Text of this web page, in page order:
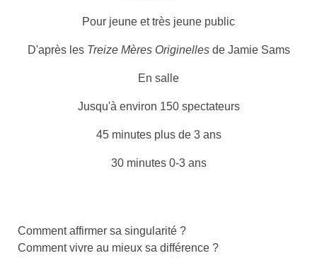
Pour jeune et très jeune public
D'après les Treize Mères Originellesde Jamie Sams
En salle
Jusqu'à environ 150 spectateurs
45 minutes plus de 3 ans
30 minutes 0-3 ans
Comment affirmer sa singularité ?
Comment vivre au mieux sa différence ?